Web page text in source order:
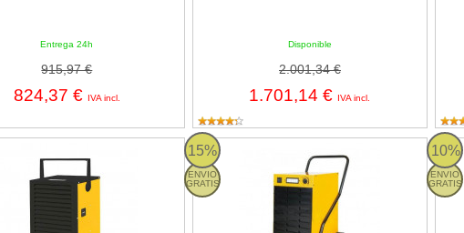
Entrega 24h
915,97 €
824,37 € IVA incl.
Disponible
2.001,34 €
1.701,14 € IVA incl.
732 - Deshumidificador profesional de 30l/24h - 450m3
15%
ENVIO
GRATIS
Master DH 92 - Deshumidificador profesional
10%
ENVIO
GRATIS